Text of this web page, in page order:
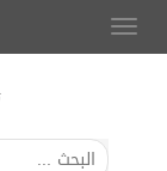
Toggle
navigation